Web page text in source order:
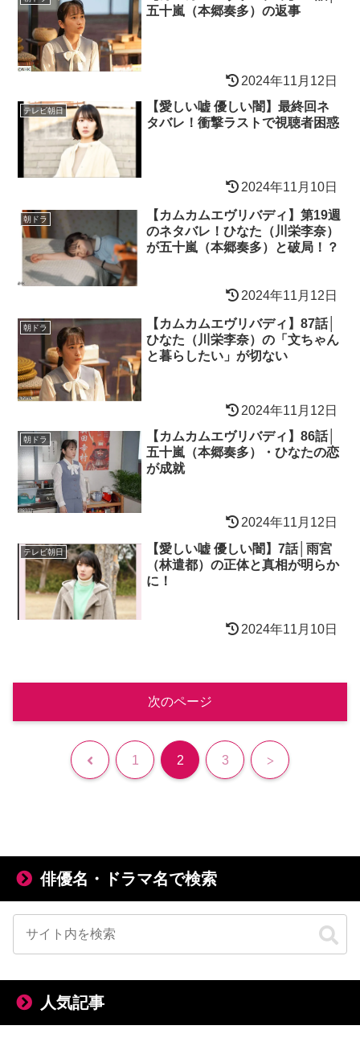
五十嵐（本郷奏多）の返事
2024年11月12日
テレビ朝日
【愛しい嘘 優しい闇】最終回ネ
タバレ！衝撃ラストで視聴者困惑
2024年11月10日
朝ドラ
【カムカムエヴリバディ】第19週
のネタバレ！ひなた（川栄李奈）
が五十嵐（本郷奏多）と破局！？
2024年11月12日
朝ドラ
【カムカムエヴリバディ】87話│
ひなた（川栄李奈）の「文ちゃん
と暮らしたい」が切ない
2024年11月12日
朝ドラ
【カムカムエヴリバディ】86話│
五十嵐（本郷奏多）・ひなたの恋
が成就
2024年11月12日
テレビ朝日
【愛しい嘘 優しい闇】7話│雨宮
（林遣都）の正体と真相が明らか
に！
2024年11月10日
次のページ
前 1 2 3 次
俳優名・ドラマ名で検索
人気記事